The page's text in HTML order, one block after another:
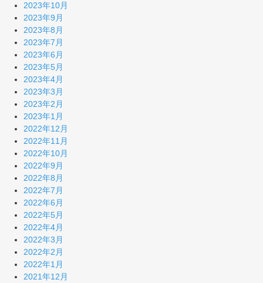
2023年10月
2023年9月
2023年8月
2023年7月
2023年6月
2023年5月
2023年4月
2023年3月
2023年2月
2023年1月
2022年12月
2022年11月
2022年10月
2022年9月
2022年8月
2022年7月
2022年6月
2022年5月
2022年4月
2022年3月
2022年2月
2022年1月
2021年12月